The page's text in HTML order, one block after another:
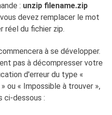
: unzip filename.zip
devez remplacer le mot
réel du fichier zip.
à se développer.
pas à décompresser votre
d'erreur du type «
ou « Impossible à trouver »,
ci-dessous :